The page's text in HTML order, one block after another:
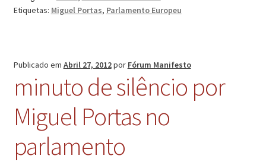
Etiquetas: Miguel Portas, Parlamento Europeu
Publicado em Abril 27, 2012por Fórum Manifesto
minuto de silêncio por
Miguel Portas no
parlamento